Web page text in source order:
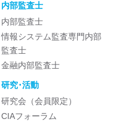
内部監査士
内部監査士
情報システム監査専門内部
監査士
金融内部監査士
研究･活動
研究会（会員限定）
CIAフォーラム